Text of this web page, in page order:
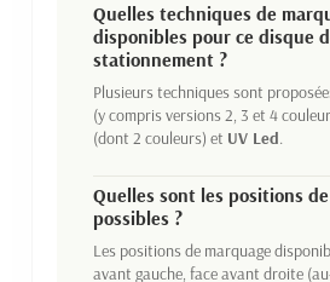
Quelles techniques de
disponibles pour ce disque
stationnement ?
Plusieurs techniques sont
(y compris versions 2, 3 et 4
(dont 2 couleurs) et UV Led.
Quelles sont les positions
possibles ?
Les positions de marquage
avant gauche, face avant droite